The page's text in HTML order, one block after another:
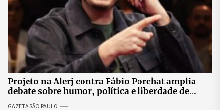
Projeto na Alerj contra Fábio Porchat amplia
debate sobre humor, política e liberdade de
expressão
GAZETA SÃO PAULO